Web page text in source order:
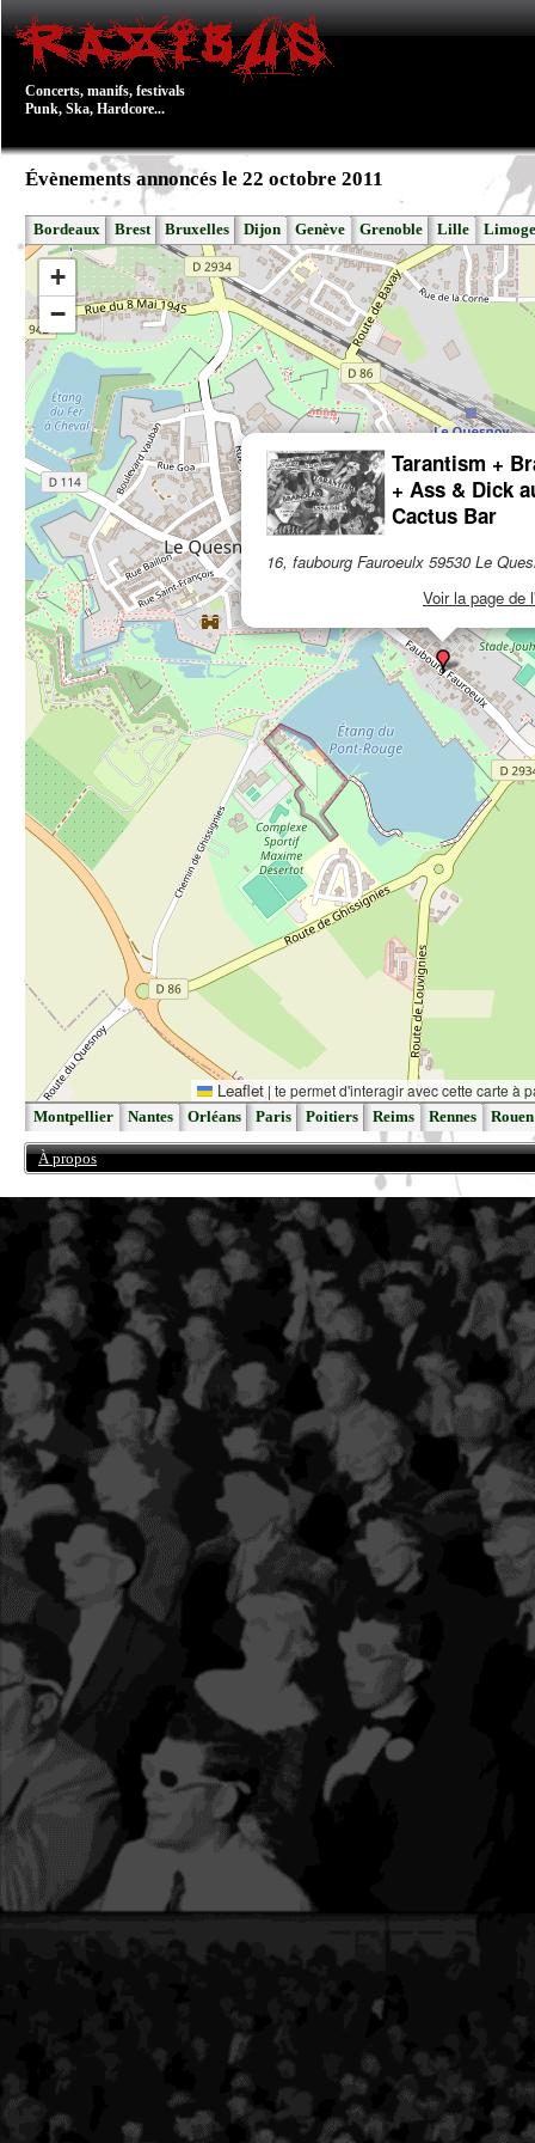
Concerts, manifs, festivals
Punk, Ska, Hardcore...
Évènements annoncés le 22 octobre 2011
Bordeaux Brest Bruxelles Dijon Genève Grenoble Lille
Tarantism +
+ Ass & Dick
Cactus Bar
16, faubourg Fauroeulx 59530 Le
Voir la page de
+
−
Leaflet |te permet d'interagir avec cette carte à
Montpellier Nantes Orléans Paris Poitiers Reims Rennes Rouen
À propos